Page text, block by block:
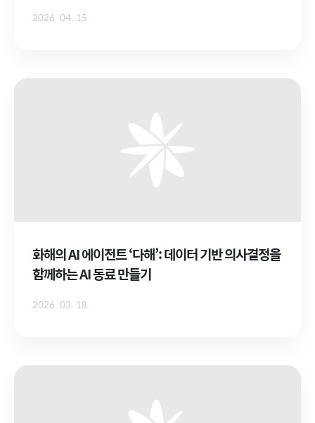
2026. 04. 15
화해의 AI 에이전트 ‘다해’: 데이터 기반 의사결정을
함께하는 AI 동료 만들기
2026. 03. 18